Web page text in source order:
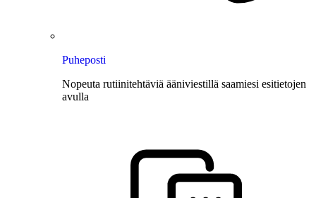
Puheposti
Nopeuta rutiinitehtäviä ääniviestillä saamiesi esitietojen
avulla